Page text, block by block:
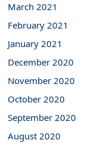
March 2021
February 2021
January 2021
December 2020
November 2020
October 2020
September 2020
August 2020